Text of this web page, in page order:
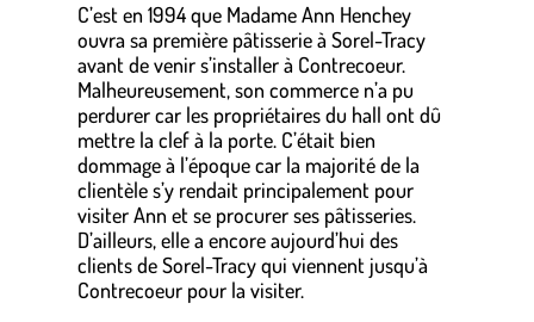
C’est en 1994 que Madame Ann Henchey
ouvra sa première pâtisserie à Sorel-Tracy
avant de venir s’installer à Contrecoeur.
Malheureusement, son commerce n’a pu
perdurer car les propriétaires du hall ont dû
mettre la clef à la porte. C’était bien
dommage à l’époque car la majorité de la
clientèle s’y rendait principalement pour
visiter Ann et se procurer ses pâtisseries.
D’ailleurs, elle a encore aujourd’hui des
clients de Sorel-Tracy qui viennent jusqu’à
Contrecoeur pour la visiter.